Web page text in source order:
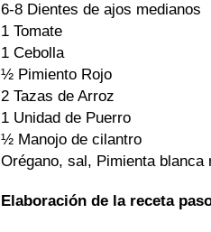
6-8 Dientes de ajos medianos
1 Tomate
1 Cebolla
½ Pimiento Rojo
2 Tazas de Arroz
1 Unidad de Puerro
½ Manojo de cilantro
Orégano, sal, Pimienta blanca
Elaboración de la receta